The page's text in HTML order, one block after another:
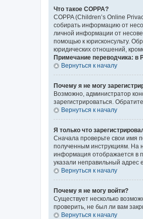
Что такое COPPA?
COPPA (Children’s Online
собирать информацию от
личной информации от
помощью к юрисконсульту.
юридических отношений,
Примечание переводчика: в
Вернуться к началу
Почему я не могу
Возможно, администратор
зарегистрироваться.
Вернуться к началу
Я только что
Сначала проверьте свои имя
полученным инструкциям. На
информация отображается в
указали неправильный адрес
Вернуться к началу
Почему я не могу войти?
Существует несколько
проверить, не был ли вам
Вернуться к началу